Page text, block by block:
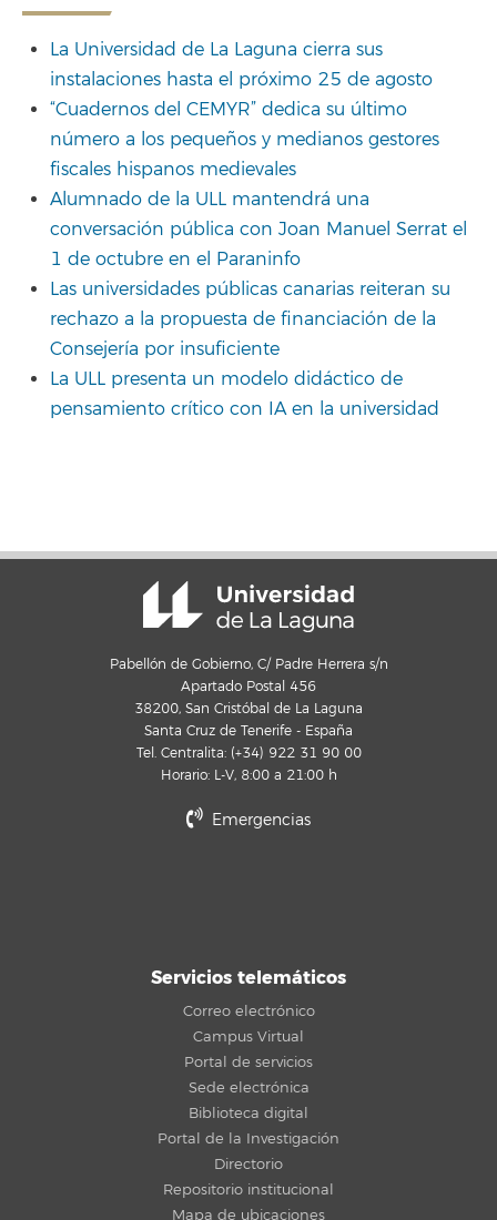
La Universidad de La Laguna cierra sus
instalaciones hasta el próximo 25 de agosto
“Cuadernos del CEMYR” dedica su último
número a los pequeños y medianos gestores
fiscales hispanos medievales
Alumnado de la ULL mantendrá una
conversación pública con Joan Manuel Serrat el
1 de octubre en el Paraninfo
Las universidades públicas canarias reiteran su
rechazo a la propuesta de financiación de la
Consejería por insuficiente
La ULL presenta un modelo didáctico de
pensamiento crítico con IA en la universidad
Pabellón de Gobierno, C/ Padre Herrera s/n
Apartado Postal 456
38200, San Cristóbal de La Laguna
Santa Cruz de Tenerife - España
Tel. Centralita: (+34) 922 31 90 00
Horario: L-V, 8:00 a 21:00 h
Emergencias
Servicios telemáticos
Correo electrónico
Campus Virtual
Portal de servicios
Sede electrónica
Biblioteca digital
Portal de la Investigación
Directorio
Repositorio institucional
Mapa de ubicaciones